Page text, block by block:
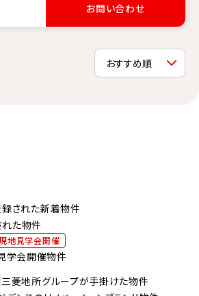
お問い合わせ
された新着物件
た物件
地見学会開催
学会開催物件
三菱地所グループが手掛けた物件